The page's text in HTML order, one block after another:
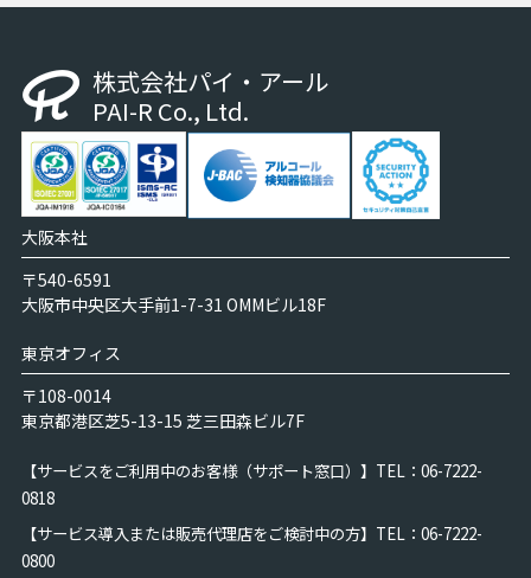
株式会社パイ・アール
PAI-R Co., Ltd.
大阪本社
〒540-6591
大阪市中央区大手前1-7-31 OMMビル18F
東京オフィス
〒108-0014
東京都港区芝5-13-15 芝三田森ビル7F
【サービスをご利用中のお客様（サポート窓口）】 TEL：06-7222-
0818
【サービス導入または販売代理店をご検討中の方】 TEL：06-7222-
0800